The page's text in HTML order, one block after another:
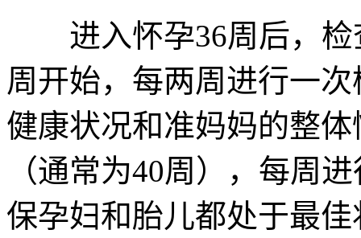
进入怀孕36周后，检
周开始，每两周进行一
健康状况和准妈妈的整
（通常为40周），每周
保孕妇和胎儿都处于最